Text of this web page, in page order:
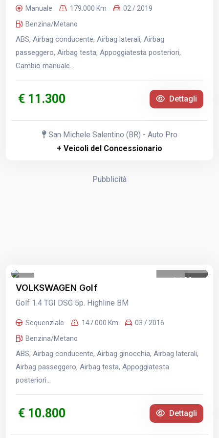
Manuale 179.000 Km
02 / 2019
Benzina/Metano
ABS, Airbag conducente, Airbag laterali, Airbag
passeggero, Airbag testa, Appoggiatesta posteriori,
Cambio manuale...
€ 11.300 Dettagli
San Michele Salentino (BR) - Auto Pro
+ Veicoli del Concessionario
Pubblicità
1 /32
VOLKSWAGEN Golf
Golf 1.4 TGI DSG 5p. Highline BM
Sequenziale 147.000 Km
03 / 2016
Benzina/Metano
ABS, Airbag conducente, Airbag ginocchia, Airbag laterali,
Airbag passeggero, Airbag testa, Appoggiatesta
posteriori...
€ 10.800 Dettagli